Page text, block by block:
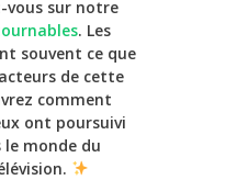
vous sur notre
. Les
souvent ce que
de cette
comment
ont poursuivi
le monde du